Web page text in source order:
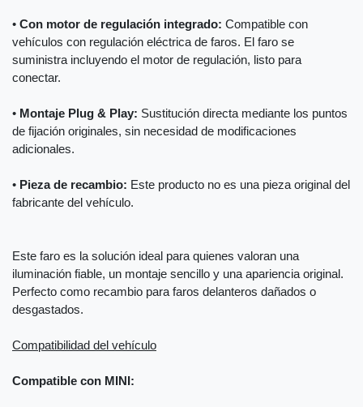
• Con motor de regulación integrado: Compatible con
vehículos con regulación eléctrica de faros. El faro se
suministra incluyendo el motor de regulación, listo para
conectar.
• Montaje Plug & Play: Sustitución directa mediante los puntos
de fijación originales, sin necesidad de modificaciones
adicionales.
• Pieza de recambio: Este producto no es una pieza original del
fabricante del vehículo.
Este faro es la solución ideal para quienes valoran una
iluminación fiable, un montaje sencillo y una apariencia original.
Perfecto como recambio para faros delanteros dañados o
desgastados.
Compatibilidad del vehículo
Compatible con MINI: